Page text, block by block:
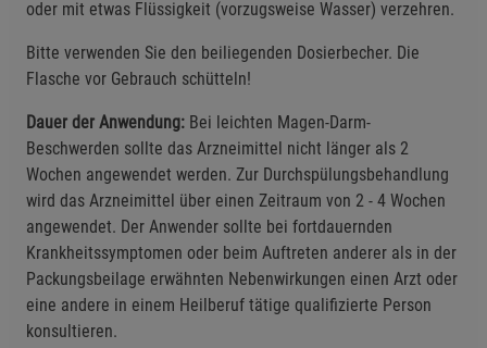
oder mit etwas Flüssigkeit (vorzugsweise Wasser) verzehren.
Bitte verwenden Sie den beiliegenden Dosierbecher. Die
Flasche vor Gebrauch schütteln!
Dauer der Anwendung: Bei leichten Magen-Darm-
Beschwerden sollte das Arzneimittel nicht länger als 2
Wochen angewendet werden. Zur Durchspülungsbehandlung
wird das Arzneimittel über einen Zeitraum von 2 - 4 Wochen
angewendet. Der Anwender sollte bei fortdauernden
Krankheitssymptomen oder beim Auftreten anderer als in der
Packungsbeilage erwähnten Nebenwirkungen einen Arzt oder
eine andere in einem Heilberuf tätige qualifizierte Person
konsultieren.
Funktionale Cookies (1)
Beschreibung Funktionale Cookies
Statistik Cookies (2) Statistik Cookies
Beschreibung Statistik Cookies
Cookie-Informationen anzeigen
Marketing Cookies (3) Marketing Cookies
Beschreibung Marketing Cookies